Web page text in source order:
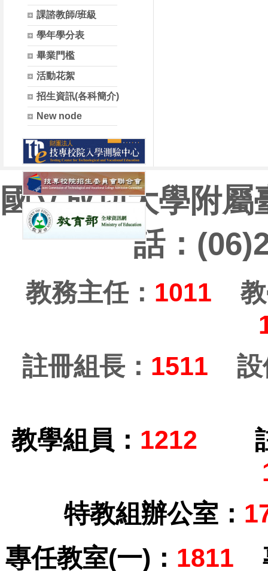
課諮教師/班級
學年學分表
畢業門檻
活動花絮
招生資訊(各科簡介)
New node
國立成功大學附
話：
教務主任： 1011
註冊組長： 1511
教學組員： 1212
特教組辦公室：
專任教室(一)： 1811